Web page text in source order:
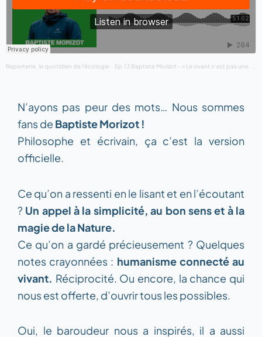
Reporterre, le quotidien de l'écologie · Ep.13 Baptiste Morizot - « Le vivant n’est pas une petite chose fragile mais un allié »
N’ayons pas peur des mots… Nous sommes
fans de Baptiste Morizot !
Philosophe et écrivain, ça c’est la version
officielle.
Ce qu’on a ressenti en le lisant et en l’écoutant
? Un appel à la simplicité, au bon sens et à la
magie de la Nature.
Ce qu’on a gardé précieusement ? Quelques
notes crayonnées : humanisme connecté au
vivant. Réciprocité. Ou encore, la chance qui
nous est offerte, d’ouvrir tous les possibles.
Oui, le baroudeur nous a inspirés, il a aussi